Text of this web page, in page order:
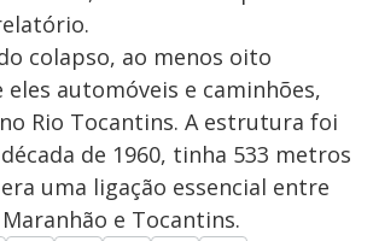
colapso, ao menos oito
automóveis e caminhões,
Rio Tocantins. A estrutura foi
de 1960, tinha 533 metros
uma ligação essencial entre
e Tocantins.